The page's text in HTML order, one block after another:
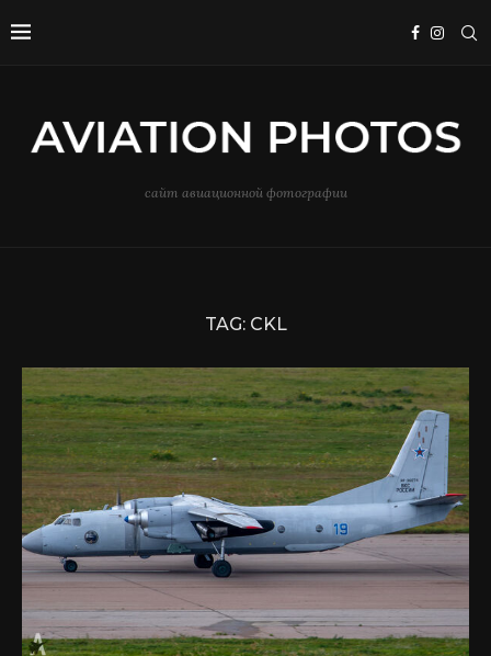
сайт авиационной фотографии
TAG: CKL